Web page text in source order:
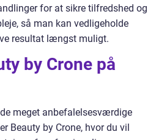
for at sikre tilfredshed og
så man kan vedligeholde
resultat længst muligt.
by Crone på
meget anbefalelsesværdige
Beauty by Crone, hvor du vil